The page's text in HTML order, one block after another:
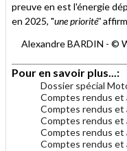
preuve en est l'énergie
en 2025, "une priorité"
Alexandre BARDIN - ©
Pour en savoir plus...:
Dossier spécial
Comptes rendus et
Comptes rendus et
Comptes rendus et
Comptes rendus et
Comptes rendus et